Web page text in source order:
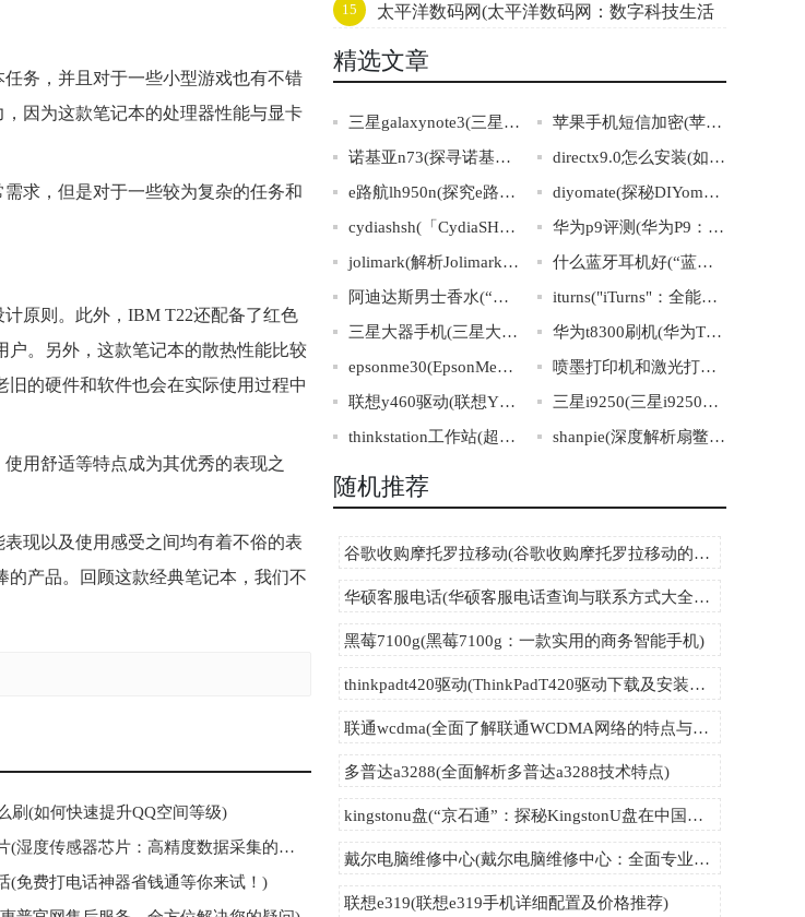
务，并且对于一些小型游戏也有不错
因为这款笔记本的处理器性能与显卡
求，但是对于一些较为复杂的任务和
原则。此外，IBM T22还配备了红色
。另外，这款笔记本的散热性能比较
的硬件和软件也会在实际使用过程中
用舒适等特点成为其优秀的表现之
现以及使用感受之间均有着不俗的表
产品。回顾这款经典笔记本，我们不
刷(如何快速提升QQ空间等级)
湿度传感器芯片(湿度传感器芯片：高精度数据采集的智能选择)
(免费打电话神器省钱通等你来试！)
现)
15
太平洋数码网(太平洋数码网：数字科技生活
指南)
精选文章
三星galaxynote3(三星GalaxyNote3：惊艳亮相的全方位智能手机)
苹果手机短信加密(苹果手机短信安全保障：加密机制探析)
诺基亚n73(探寻诺基亚N73的经典之处)
directx9.0怎么安装(如何安装DirectX9.0)
e路航lh950n(探究e路航lh950n的全面优势)
diyomate(探秘DIYomate：智能家居领域的新宠)
cydiashsh(「CydiaSHSH是什么？详解越狱必备工具」)
华为p9评测(华为P9：Leica双摄像评测)
jolimark(解析Jolimark品牌成功的秘诀)
什么蓝牙耳机好(“蓝牙耳机推荐：优质音质与佩戴舒适的精选推荐”)
阿迪达斯男士香水(“运动风潮中的芳香之选”)
iturns("iTurns"：全能音乐管理助理)
三星大器手机(三星大器手机：超越你想象的智慧生活选择)
华为t8300刷机(华为T8300刷机详解及注意事项)
epsonme30(EpsonMe30:打印速度快，效果绝佳的经济型打印机)
喷墨打印机和激光打印机的区别(喷墨打印机VS激光打印机：谁更胜一筹？)
联想y460驱动(联想Y460最新驱动下载)
三星i9250(三星i9250：畅快体验智能生活)
thinkstation工作站(超强性能，ThinkStation工作站带您飞！)
shanpie(深度解析扇鳖鳍的结构与生态特征)
随机推荐
谷歌收购摩托罗拉移动(谷歌收购摩托罗拉移动的资讯)
华硕客服电话(华硕客服电话查询与联系方式大全分享)
黑莓7100g(黑莓7100g：一款实用的商务智能手机)
thinkpadt420驱动(ThinkPadT420驱动下载及安装指南)
联通wcdma(全面了解联通WCDMA网络的特点与应用场景)
多普达a3288(全面解析多普达a3288技术特点)
kingstonu盘(“京石通”：探秘KingstonU盘在中国市场的战略发展之路)
戴尔电脑维修中心(戴尔电脑维修中心：全面专业的维修服务)
联想e319(联想e319手机详细配置及价格推荐)